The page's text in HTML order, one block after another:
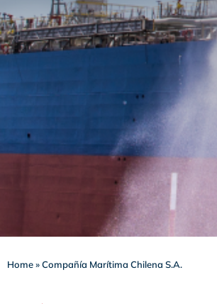
Home»Compañía Marítima Chilena S.A.